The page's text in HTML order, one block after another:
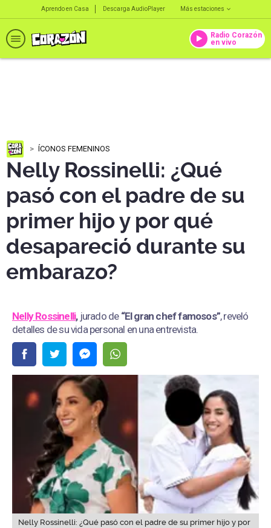
Aprendo en Casa Descarga AudioPlayer Más estaciones
Radio Corazón
en vivo
ÍCONOS FEMENINOS
Nelly Rossinelli: ¿Qué
pasó con el padre de su
primer hijo y por qué
desapareció durante su
embarazo?
Nelly Rossinelli,jurado de“El gran chef famosos”, reveló
detalles de su vida personal en una entrevista.
Nelly Rossinelli: ¿Qué pasó con el padre de su primer hijo y por